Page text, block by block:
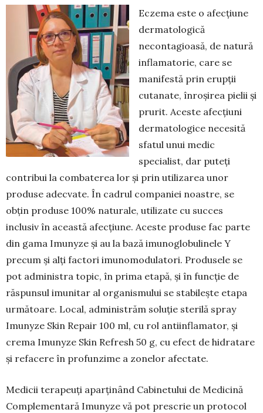
Eczema este o afecțiune
dermatologică
necontagioasă, de natură
inflamatorie, care se
manifestă prin erupții
cutanate, înroșirea pielii și
prurit. Aceste afecțiuni
dermatologice necesită
sfatul unui medic
specialist, dar puteți
contribui la combaterea lor și prin utilizarea unor
produse adecvate. În cadrul companiei noastre, se
obţin produse 100% naturale, utilizate cu succes
inclusiv în această afecțiune. Aceste produse fac parte
din gama Imunyze şi au la bază imunoglobulinele Y
precum şi alţi factori imunomodulatori. Produsele se
pot administra topic, în prima etapă, și în funcție de
răspunsul imunitar al organismului se stabilește etapa
următoare. Local, administrăm soluție sterilă spray
Imunyze Skin Repair 100 ml, cu rol antiinflamator, și
crema Imunyze Skin Refresh 50 g, cu efect de hidratare
și refacere în profunzime a zonelor afectate.
Medicii terapeuţi aparţinând Cabinetului de Medicină
Complementară Imunyze vă pot prescrie un protocol